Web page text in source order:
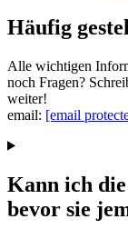
Häufig
Alle wichtigen
noch Fragen?
weiter!
email: [email
Kann ich
bevor sie